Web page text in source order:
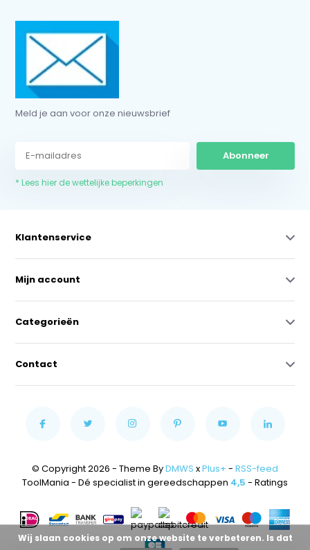
Meld je aan voor onze nieuwsbrief
Abonneer
* Lees hier de wettelijke beperkingen
Klantenservice
Mijn account
Categorieën
Contact
© Copyright 2026 - Theme ByDMWS xPlus+ - RSS-feed
ToolMania - Dé specialist in gereedschappen 4,5 - Ratings
Wij slaan cookies op om onze website te verbeteren. Is dat